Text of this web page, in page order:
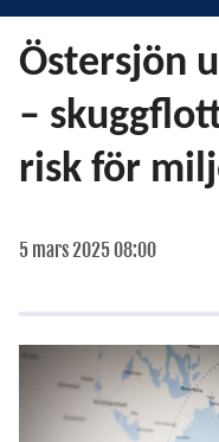
Östersjön
–
risk för
5 mars 2025 08:00